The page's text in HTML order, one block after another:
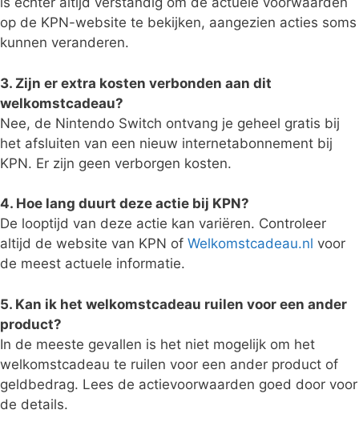
op de KPN-website te bekijken, aangezien acties soms
kunnen veranderen.
3. Zijn er extra kosten verbonden aan dit
welkomstcadeau?
Nee, de Nintendo Switch ontvang je geheel gratis bij
het afsluiten van een nieuw internetabonnement bij
KPN. Er zijn geen verborgen kosten.
4. Hoe lang duurt deze actie bij KPN?
De looptijd van deze actie kan variëren. Controleer
altijd de website van KPN of Welkomstcadeau.nl voor
de meest actuele informatie.
5. Kan ik het welkomstcadeau ruilen voor een ander
product?
In de meeste gevallen is het niet mogelijk om het
welkomstcadeau te ruilen voor een ander product of
geldbedrag. Lees de actievoorwaarden goed door voor
de details.